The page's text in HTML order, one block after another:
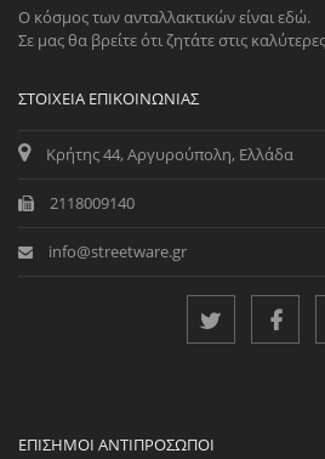
Ο κόσμος των ανταλλακτικών είναι εδώ.
Σε μας θα βρείτε ότι ζητάτε στις
ΣΤΟΙΧΕΊΑ ΕΠΙΚΟΙΝΩΝΊΑΣ
Κρήτης 44, Αργυρούπολη, Ελλάδα
2118009140
info@streetware.gr
ΕΠΊΣΗΜΟΙ ΑΝΤΙΠΡΌΣΩΠΟΙ